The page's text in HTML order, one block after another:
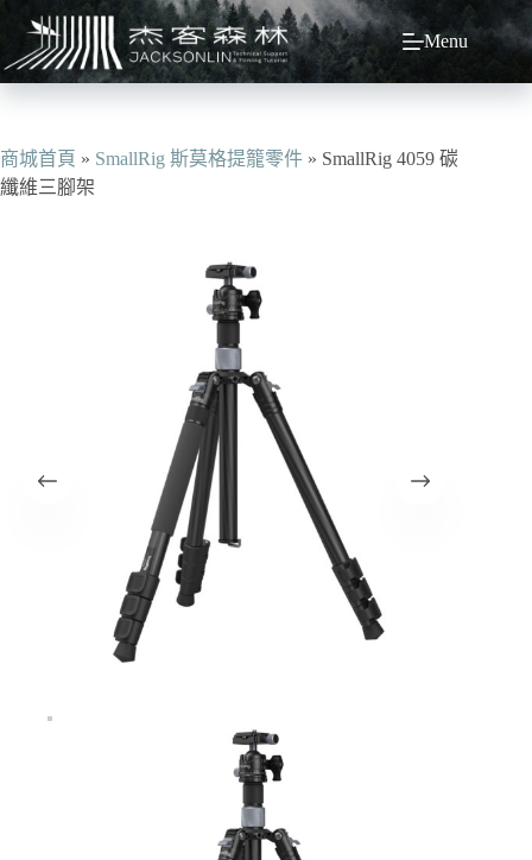
主
容
Menu
商城首頁 » SmallRig 斯莫格提籠零件 » SmallRig 4059 碳
纖維三腳架